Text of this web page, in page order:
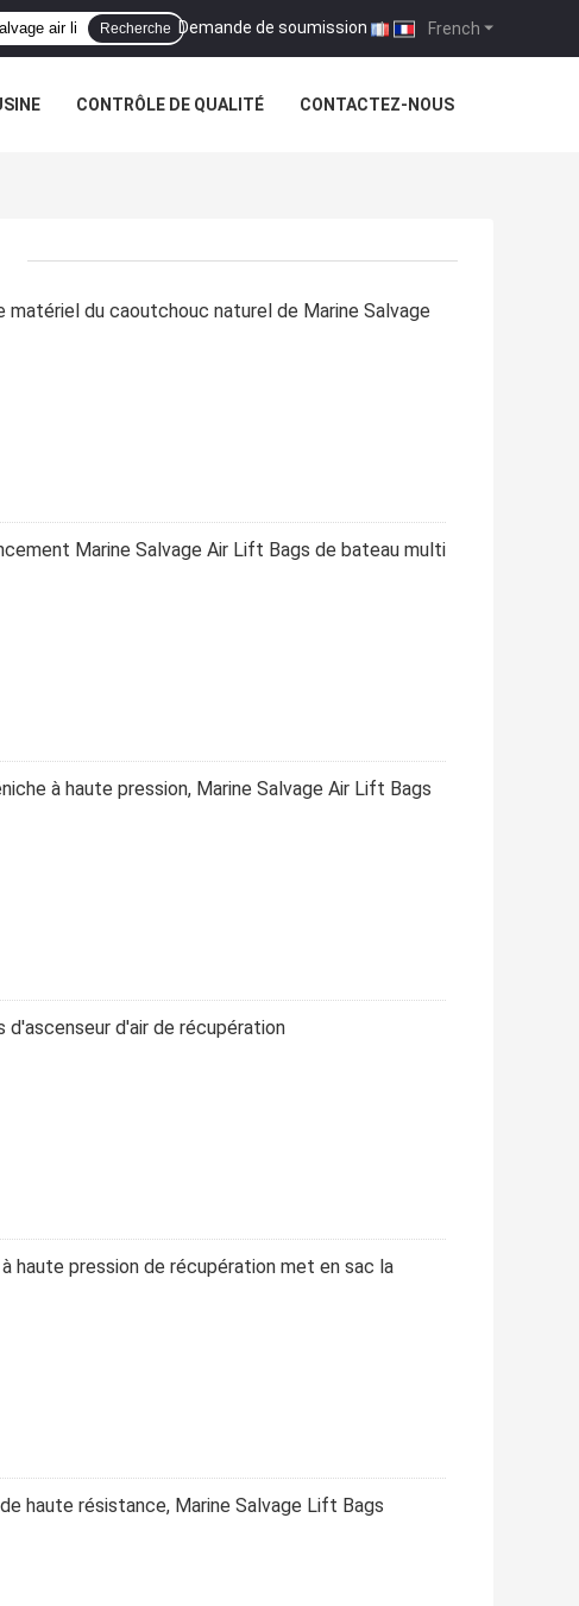
French
Demande de soumission |
Recherche
CONTRÔLE DE QUALITÉ CONTACTEZ-NOUS
matériel du caoutchouc naturel de Marine Salvage
Marine Salvage Air Lift Bags de bateau multi
à haute pression, Marine Salvage Air Lift Bags
d'ascenseur d'air de récupération
à haute pression de récupération met en sac la
haute résistance, Marine Salvage Lift Bags